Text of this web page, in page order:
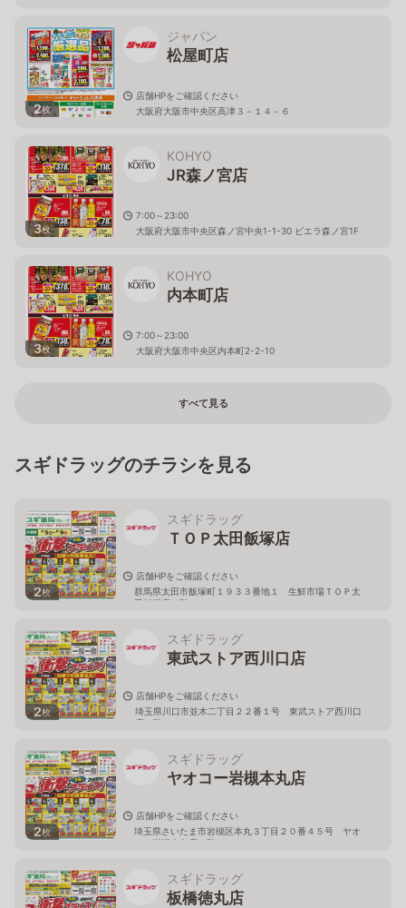
2枚
ジャパン
松屋町店
店舗HPをご確認ください
大阪府大阪市中央区高津３－１４－６
3枚
KOHYO
JR森ノ宮店
7:00～23:00
大阪府大阪市中央区森ノ宮中央1-1-30 ビエラ森ノ宮1F
3枚
KOHYO
内本町店
7:00～23:00
大阪府大阪市中央区内本町2-2-10
すべて見る
スギドラッグのチラシを見る
2枚
スギドラッグ
ＴＯＰ太田飯塚店
店舗HPをご確認ください
群馬県太田市飯塚町１９３３番地１ 生鮮市場ＴＯＰ太
田飯塚店１階
2枚
スギドラッグ
東武ストア西川口店
店舗HPをご確認ください
埼玉県川口市並木二丁目２２番１号 東武ストア西川口
店２階
2枚
スギドラッグ
ヤオコー岩槻本丸店
店舗HPをご確認ください
埼玉県さいたま市岩槻区本丸３丁目２０番４５号 ヤオ
コー岩槻本丸店２階
スギドラッグ
板橋徳丸店